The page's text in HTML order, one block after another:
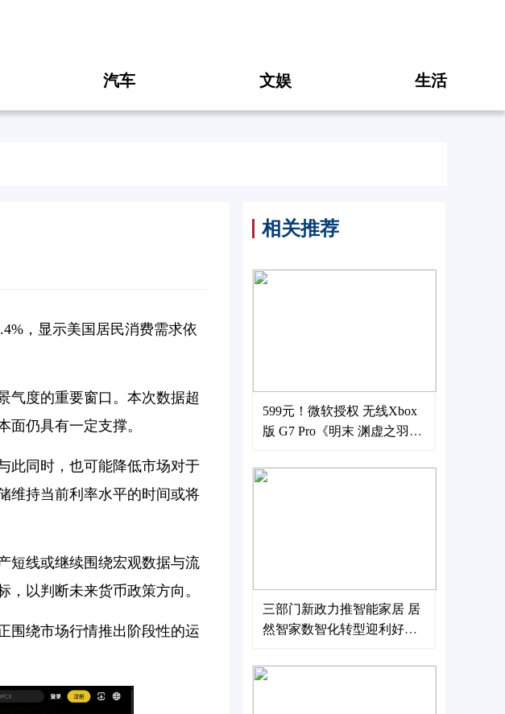
汽车 文娱 生活
，显示美国居民消费需求依
气度的重要窗口。本次数据超
仍具有一定支撑。
此同时，也可能降低市场对于
维持当前利率水平的时间或将
短线或继续围绕宏观数据与流
以判断未来货币政策方向。
围绕市场行情推出阶段性的运
相关推荐
599元！微软授权 无线Xbox
版 G7 Pro《明末 渊虚之羽》
三部门新政力推智能家居 居
然智家数智化转型迎利好东